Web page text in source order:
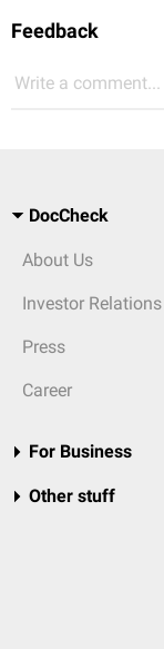
Feedback
Write a comment...
DocCheck
About Us
Investor Relations
Press
Career
For Business
Other stuff